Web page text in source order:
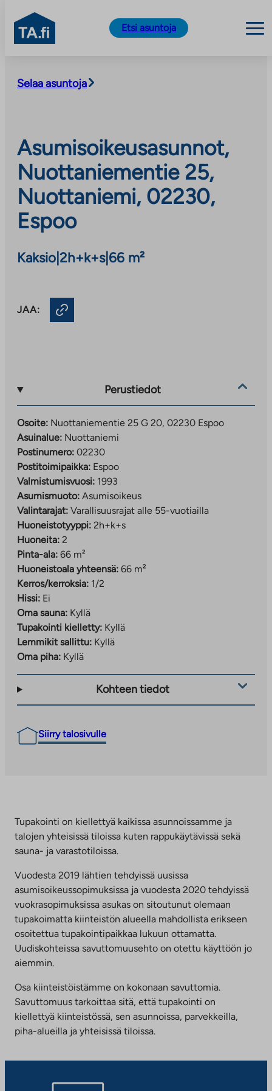
sisältöön
TA.fi
Etsi asuntoja
Selaa asuntoja
Asumisoikeusasunnot,
Nuottaniementie 25,
Nuottaniemi, 02230,
Espoo
Kaksio 2h+k+s| 66 m²
JAA:
Perustiedot
Osoite: Nuottaniementie 25 G 20, 02230 Espoo
Asuinalue: Nuottaniemi
Postinumero: 02230
Postitoimipaikka: Espoo
Valmistumisvuosi: 1993
Asumismuoto: Asumisoikeus
Valintarajat: Varallisuusrajat alle 55-vuotiailla
Huoneistotyyppi: 2h+k+s
Huoneita: 2
Pinta-ala: 66 m²
Huoneistoala yhteensä: 66 m²
Kerros/kerroksia: 1/2
Hissi: Ei
Oma sauna: Kyllä
Tupakointi kielletty: Kyllä
Lemmikit sallittu: Kyllä
Oma piha: Kyllä
Kohteen tiedot
Siirry talosivulle
Tupakointi on kiellettyä kaikissa asunnoissamme ja
talojen yhteisissä tiloissa kuten rappukäytävissä sekä
sauna- ja varastotiloissa.
Vuodesta 2019 lähtien tehdyissä uusissa
asumisoikeussopimuksissa ja vuodesta 2020 tehdyissä
vuokrasopimuksissa asukas on sitoutunut olemaan
tupakoimatta kiinteistön alueella mahdollista erikseen
osoitettua tupakointipaikkaa lukuun ottamatta.
Uudiskohteissa savuttomuusehto on otettu käyttöön jo
aiemmin.
Osa kiinteistöistämme on kokonaan savuttomia.
Savuttomuus tarkoittaa sitä, että tupakointi on
kiellettyä kiinteistössä, sen asunnoissa, parvekkeilla,
piha-alueilla ja yhteisissä tiloissa.